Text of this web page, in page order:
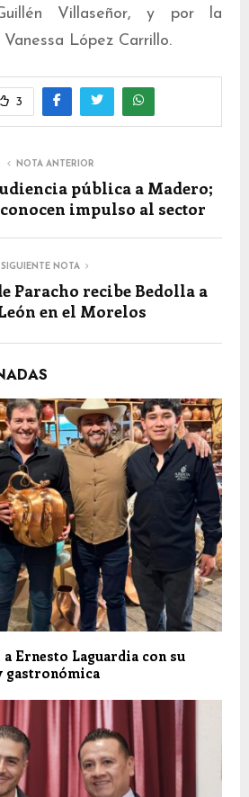
Villaseñor, y por la
López Carrillo.
3
NOTA ANTERIOR
pública a Madero;
impulso al sector
SIGUIENTE NOTA
Paracho recibe Bedolla a
en el Morelos
Ernesto Laguardia con su
gastronómica